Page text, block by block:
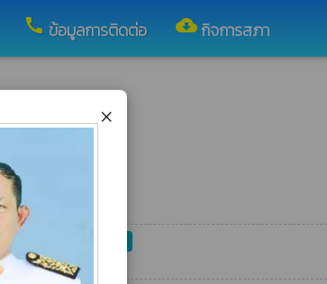
call ข้อมูลการติดต่อ cloud_download กิจการสภา
×